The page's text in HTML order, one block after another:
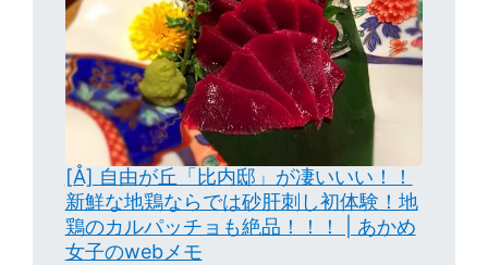
[Å] 自由が丘「比内邸」が凄いいい！！
新鮮な地鶏ならでは砂肝刺し初体験！地
鶏のカルパッチョも絶品！！！ | あかめ
女子のwebメモ